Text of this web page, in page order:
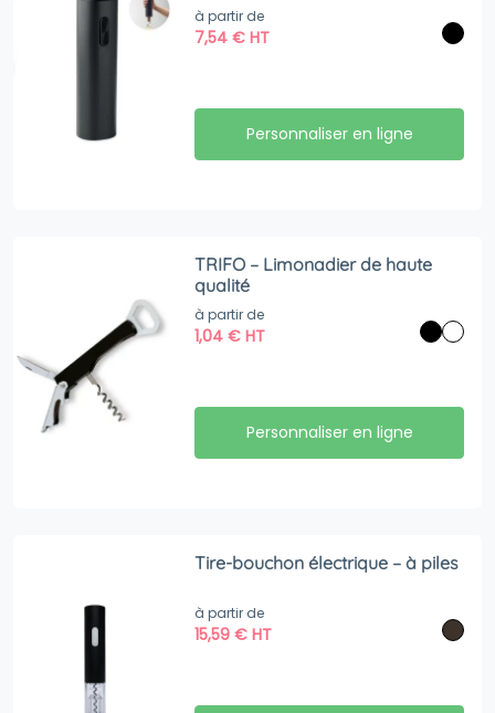
à partir de
7,54€ HT
Personnaliser en ligne
TRIFO – Limonadier de haute
qualité
à partir de
1,04€ HT
Personnaliser en ligne
Tire-bouchon électrique – à piles
à partir de
15,59€ HT